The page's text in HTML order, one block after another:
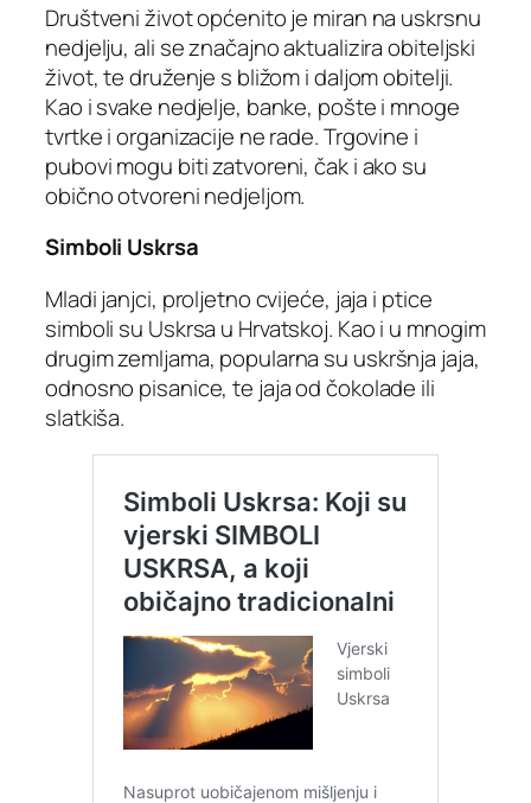
Društveni život općenito je miran na uskrsnu
nedjelju, ali se značajno aktualizira obiteljski
život, te druženje s bližom i daljom obitelji.
Kao i svake nedjelje, banke, pošte i mnoge
tvrtke i organizacije ne rade. Trgovine i
pubovi mogu biti zatvoreni, čak i ako su
obično otvoreni nedjeljom.
Simboli Uskrsa
Mladi janjci, proljetno cvijeće, jaja i ptice
simboli su Uskrsa u Hrvatskoj. Kao i u mnogim
drugim zemljama, popularna su uskršnja jaja,
odnosno pisanice, te jaja od čokolade ili
slatkiša.